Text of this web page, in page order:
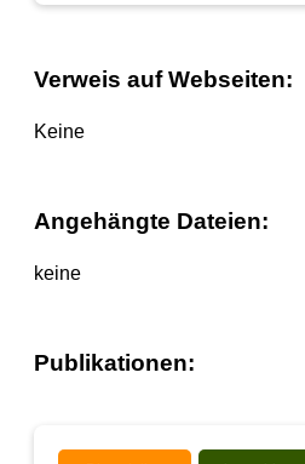
Verweis auf Webseiten:
Keine
Angehängte Dateien:
keine
Publikationen: